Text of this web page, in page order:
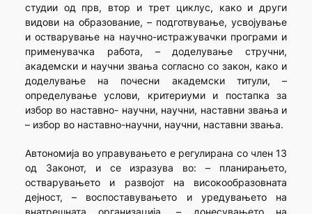
студии од прв, втор и трет циклус, како и други
видови на образование, – подготвување, усвојување
и остварување на научно-истражувачки програми и
применувачка работа, – доделување стручни,
академски и научни звања согласно со закон, како и
доделување на почесни академски титули, –
определување услови, критериуми и постапка за
избор во наставно- научни, научни, наставни звања и
– избор во наставно-научни, научни, наставни звања.
Автономија во управувањето е регулирана со член 13
од Законот, и се изразува во: – планирањето,
остварувањето и развојот на високообразовната
дејност, – воспоставувањето и уредувањето на